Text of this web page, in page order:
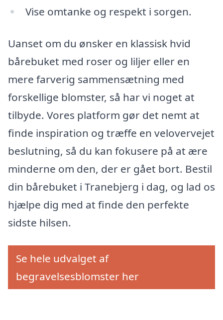
Vise omtanke og respekt i sorgen.
Uanset om du ønsker en klassisk hvid
bårebuket med roser og liljer eller en
mere farverig sammensætning med
forskellige blomster, så har vi noget at
tilbyde. Vores platform gør det nemt at
finde inspiration og træffe en velovervejet
beslutning, så du kan fokusere på at ære
minderne om den, der er gået bort. Bestil
din bårebuket i Tranebjerg i dag, og lad os
hjælpe dig med at finde den perfekte
sidste hilsen.
Se hele udvalget af
begravelsesblomster her